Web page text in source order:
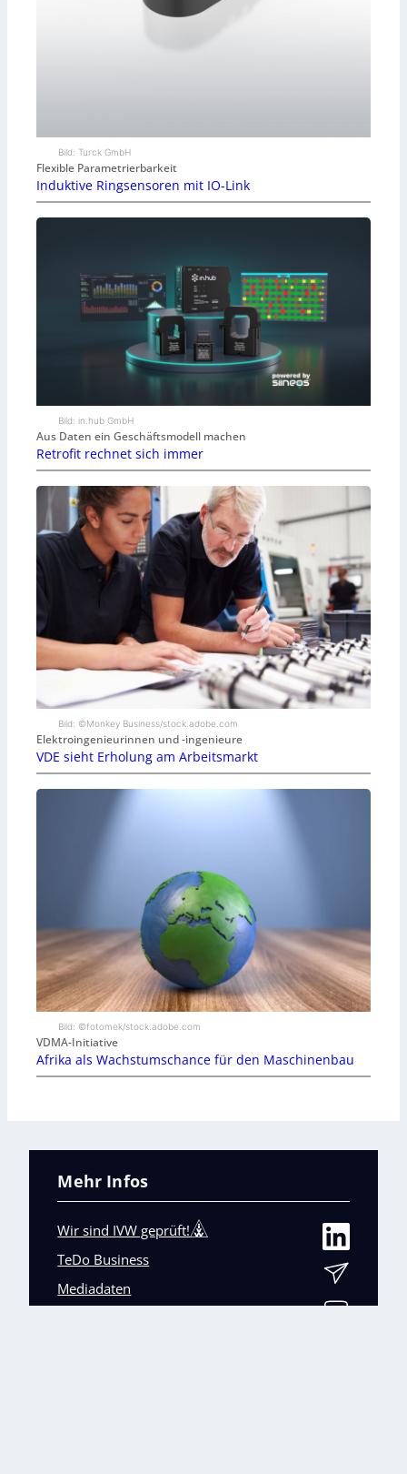
Bild: Turck GmbH
Flexible Parametrierbarkeit
Induktive Ringsensoren mit IO-Link
Bild: in.hub GmbH
Aus Daten ein Geschäftsmodell machen
Retrofit rechnet sich immer
Bild: ©Monkey Business/stock.adobe.com
Elektroingenieurinnen und -ingenieure
VDE sieht Erholung am Arbeitsmarkt
Bild: ©fotomek/stock.adobe.com
VDMA-Initiative
Afrika als Wachstumschance für den Maschinenbau
Mehr Infos
Wir sind IVW geprüft!
TeDo Business
Mediadaten